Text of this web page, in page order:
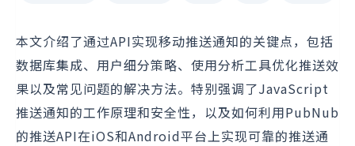
本文介绍了通过API实现移动推送通知的关键点，包括
数据库集成、用户细分策略、使用分析工具优化推送效
果以及常见问题的解决方法。特别强调了JavaScript
推送通知的工作原理和安全性，以及如何利用PubNub
的推送API在iOS和Android平台上实现可靠的推送通